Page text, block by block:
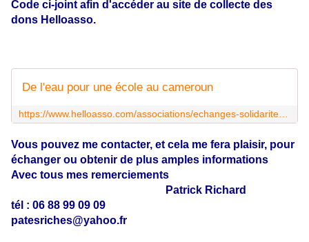
Code ci-joint afin d'accéder au site de collecte des
dons Helloasso.
De l'eau pour une école au cameroun
Vous pouvez me contacter, et cela me fera plaisir, pour
échanger ou obtenir de plus amples informations
Avec tous mes remerciements
Patrick Richard
tél : 06 88 99 09 09
patesriches@yahoo.fr